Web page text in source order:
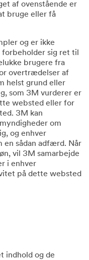
af ovenstående er
bruge eller få
og er ikke
sig ret til
brugere fra
overtrædelser af
helst grund eller
som 3M vurderer er
websted eller for
3M kan
om
og enhver
en sådan adfærd. Når
vil 3M samarbejde
i enhver
på dette websted
indhold og de